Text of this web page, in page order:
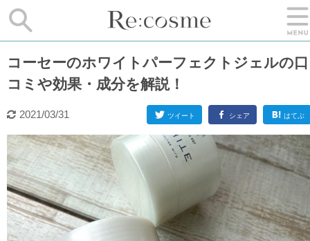
コーセーのホワイトパーフェクトジェルの口
コミや効果・成分を解説！
2021/03/31 ツイート シェア はてぶ